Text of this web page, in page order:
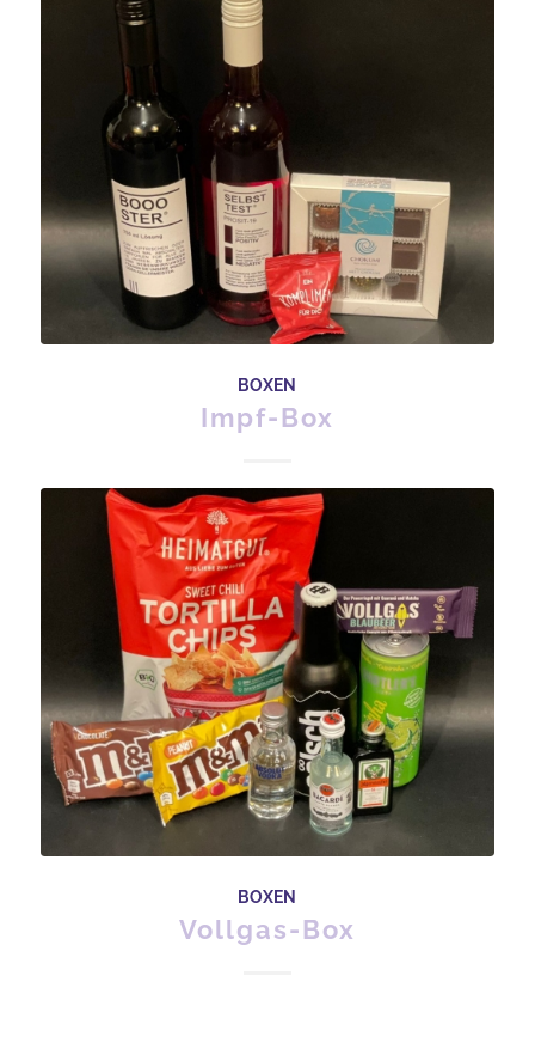
BOXEN
Impf-Box
BOXEN
Vollgas-Box